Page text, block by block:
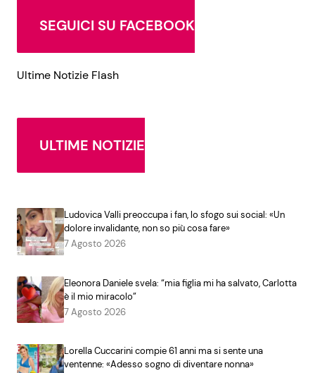
SEGUICI SU FACEBOOK
Ultime Notizie Flash
ULTIME NOTIZIE
Ludovica Valli preoccupa i fan, lo sfogo sui social: «Un
dolore invalidante, non so più cosa fare»
7 Agosto 2026
Eleonora Daniele svela: “mia figlia mi ha salvato, Carlotta
è il mio miracolo”
7 Agosto 2026
Lorella Cuccarini compie 61 anni ma si sente una
ventenne: «Adesso sogno di diventare nonna»